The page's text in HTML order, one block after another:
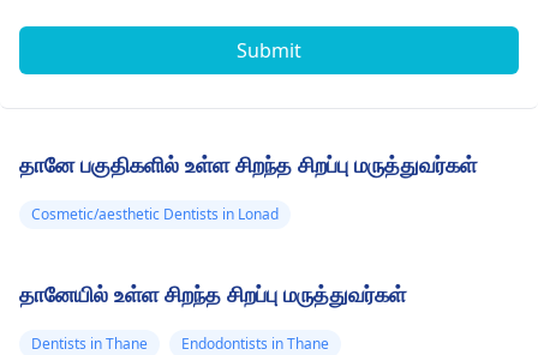
Submit
தானே பகுதிகளில் உள்ள சிறந்த சிறப்பு மருத்துவர்கள்
Cosmetic/aesthetic Dentists in Lonad
தானேயில் உள்ள சிறந்த சிறப்பு மருத்துவர்கள்
Dentists in Thane
Endodontists in Thane